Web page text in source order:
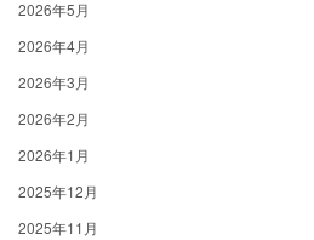
2026年5月
2026年4月
2026年3月
2026年2月
2026年1月
2025年12月
2025年11月